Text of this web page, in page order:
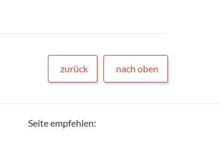
zurück nach oben
Seite empfehlen: